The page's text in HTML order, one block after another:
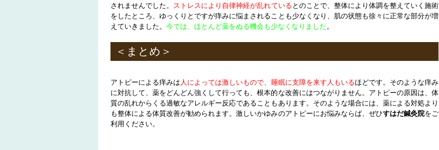
されませんでした。
ストレスにより自律神経が乱れているとのことで、整体により体調を整えていく施術
をしたところ、ゆっくりとですが痒みに悩まされることも少なくなり、肌の状態も徐々に正常な部分が増
えていきました。 今では、ほとんど薬をぬる機会も少なくなりました。
＜まとめ＞
アトピーによる痒みは 人によっては激しいもので、睡眠に支障を来す人もいるほどです。そのような痒み
に対抗して、薬をどんどん強くして行っても、根本的な改善にはつながりません。アトピーの原因は、体
質の乱れからくる過敏なアレルギー反応であることもあります。そのような場合には、薬による対処より
も整体による体質改善が勧められます。激しいかゆみのアトピーにお悩みならば、ぜひすはだ鍼灸院をご
利用ください。